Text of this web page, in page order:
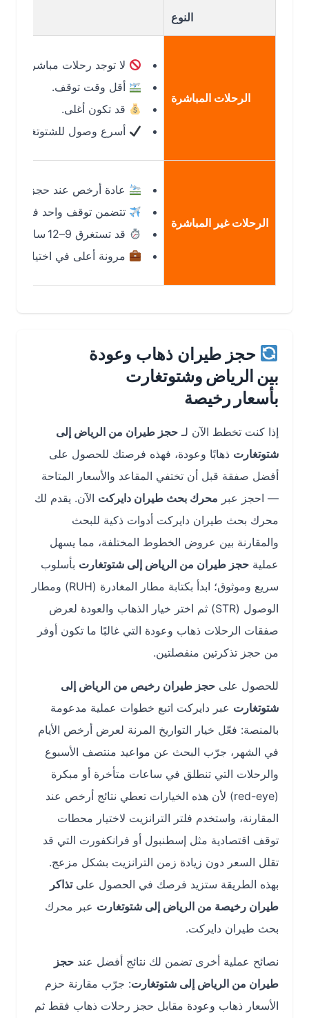
الرحلات المباشرة
لا توجد رحلات مباشرة على هذا
أقل وقت توقف.
قد تكون أغلى.
أسرع وصول للشتوتغارت.
الرحلات غير المباشرة
عادة أرخص عند حجز طيران
تتضمن توقف واحد في مدينة مثل
قد تستغرق 9–12 ساعات.
مرونة أعلى في اختيار مواعيد.
حجز طيران ذهاب وعودة
بين الرياض وشتوتغارت
بأسعار رخيصة
إذا كنت تخطط الآن لـحجز طيران من الرياض إلى
شتوتغارتذهابًا وعودة، فهذه فرصتك للحصول على
أفضل صفقة قبل أن تختفي المقاعد والأسعار المتاحة
— احجز عبرمحرك بحث طيران دايركتالآن. يقدم لك
محرك بحث طيران دايركت أدوات ذكية للبحث
والمقارنة بين عروض الخطوط المختلفة، مما يسهل
عمليةحجز طيران من الرياض إلى شتوتغارتبأسلوب
سريع وموثوق؛ ابدأ بكتابة مطار المغادرة (RUH) ومطار
الوصول (STR) ثم اختر خيار الذهاب والعودة لعرض
صفقات الرحلات ذهاب وعودة التي غالبًا ما تكون أوفر
من حجز تذكرتين منفصلتين.
للحصول علىحجز طيران رخيص من الرياض إلى
شتوتغارتعبر دايركت اتبع خطوات عملية مدعومة
بالمنصة: فعّل خيار التواريخ المرنة لعرض أرخص الأيام
في الشهر، جرّب البحث عن مواعيد منتصف الأسبوع
والرحلات التي تنطلق في ساعات متأخرة أو مبكرة
(red-eye) لأن هذه الخيارات تعطي نتائج أرخص عند
المقارنة، واستخدم فلتر الترانزيت لاختيار محطات
توقف اقتصادية مثل إسطنبول أو فرانكفورت التي قد
تقلل السعر دون زيادة زمن الترانزيت بشكل مزعج.
بهذه الطريقة ستزيد فرصك في الحصول علىتذاكر
طيران رخيصة من الرياض إلى شتوتغارتعبر محرك
بحث طيران دايركت.
نصائح عملية أخرى تضمن لك نتائج أفضل عند حجز
طيران من الرياض إلى شتوتغارت: جرّب مقارنة حزم
الأسعار ذهاب وعودة مقابل حجز رحلات ذهاب فقط ثم